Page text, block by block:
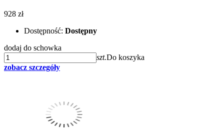
928 zł
Dostępność: Dostępny
dodaj do schowka
szt.Do koszyka
zobacz szczegóły